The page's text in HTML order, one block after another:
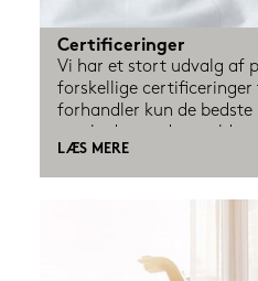
Certificeringer
Vi har et stort udvalg af
forskellige
forhandler kun de
certificeret, så de passer
samt miljøet. Men det
styr på, hvad de
LÆS MERE